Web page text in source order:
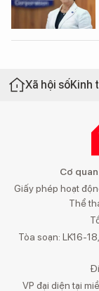
Xã hội sốKinh
Cơ
Giấy phép hoạt
Thể
Tòa soạn: LK16-
VP đại diện tại